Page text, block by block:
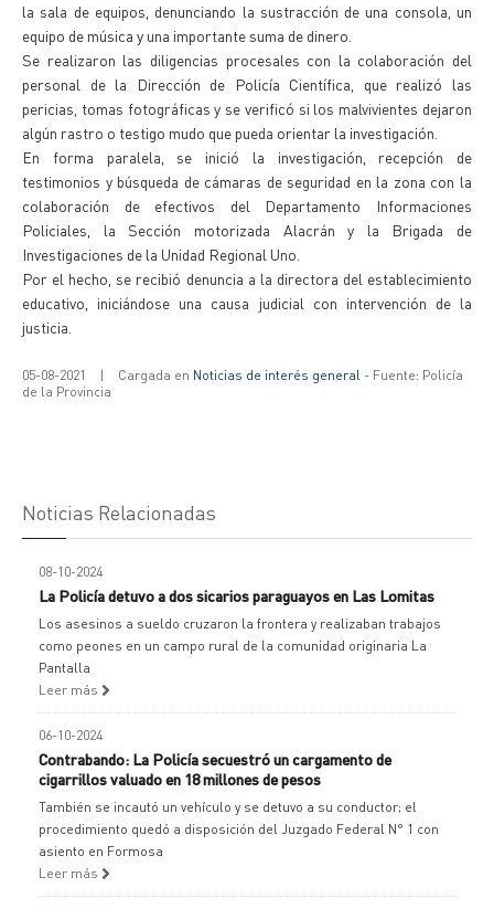
la sala de equipos, denunciando la sustracción de una consola, un
equipo de música y una importante suma de dinero.
Se realizaron las diligencias procesales con la colaboración del
personal de la Dirección de Policía Científica, que realizó las
pericias, tomas fotográficas y se verificó si los malvivientes dejaron
algún rastro o testigo mudo que pueda orientar la investigación.
En forma paralela, se inició la investigación, recepción de
testimonios y búsqueda de cámaras de seguridad en la zona con la
colaboración de efectivos del Departamento Informaciones
Policiales, la Sección motorizada Alacrán y la Brigada de
Investigaciones de la Unidad Regional Uno.
Por el hecho, se recibió denuncia a la directora del establecimiento
educativo, iniciándose una causa judicial con intervención de la
justicia.
05-08-2021 | Cargada en Noticias de interés general - Fuente: Policía
de la Provincia
Noticias Relacionadas
08-10-2024
La Policía detuvo a dos sicarios paraguayos en Las Lomitas
Los asesinos a sueldo cruzaron la frontera y realizaban trabajos
como peones en un campo rural de la comunidad originaria La
Pantalla
Leer más
06-10-2024
Contrabando: La Policía secuestró un cargamento de
cigarrillos valuado en 18 millones de pesos
También se incautó un vehículo y se detuvo a su conductor; el
procedimiento quedó a disposición del Juzgado Federal N° 1 con
asiento en Formosa
Leer más